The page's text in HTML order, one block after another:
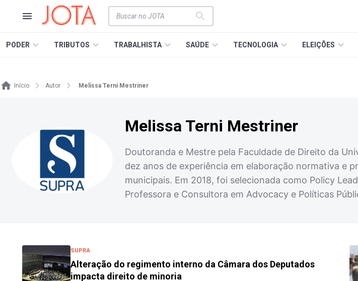
PODER TRIBUTOS TRABALHISTA SAÚDE TECNOLOGIA ELEIÇÕES
Início Autor Melissa Terni Mestriner
Melissa Terni Mestriner
Doutoranda e Mestre pela Faculdade de Direito da
dez anos de experiência em elaboração normativa e
municipais. Em 2018, foi selecionada como Policy
Professora e Consultora em Advocacy e Políticas
SUPRA
Alteração do regimento interno da Câmara dos Deputados
impacta direito de minoria